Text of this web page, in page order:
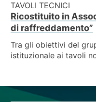
TAVOLI TECNICI
Ricostituito in
di raffreddamento”
Tra gli obiettivi del
istituzionale ai tavoli